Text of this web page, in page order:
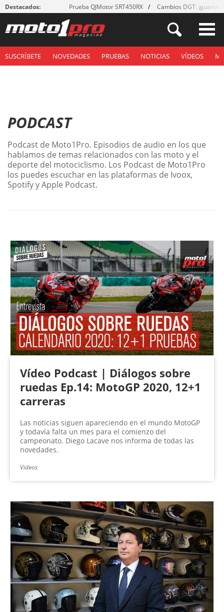
Destacados: Prueba QJMotor SRT450RX Cambios DGT: ¡guantes!
SUSCRÍBETE NOVEDADES PRUEBAS NOTICIAS VÍDEOS
PODCAST
Podcast de Moto1Pro. Episodios de audio en los que
hablamos de temas relacionados con las moto y el
deporte del motociclismo. Los Podcast de Moto1Pro
los puedes escuchar en las plataformas de Ivoox,
Spotify y Apple Podcast.
Vídeo Podcast | Diálogos sobre
ruedas Ep.14: MotoGP 2020, 12+1
carreras
Las noticias siguen apareciendo en el mundo MotoGP
y todavía falta un mes para el comienzo del
campeonato. Diego Lacave nos informa de todas las
novedades.
Videos